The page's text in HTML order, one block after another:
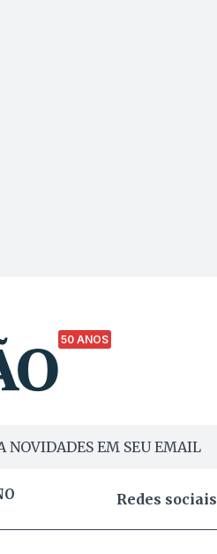
50 ANOS
NOVIDADES EM SEU EMAIL
Redes sociais